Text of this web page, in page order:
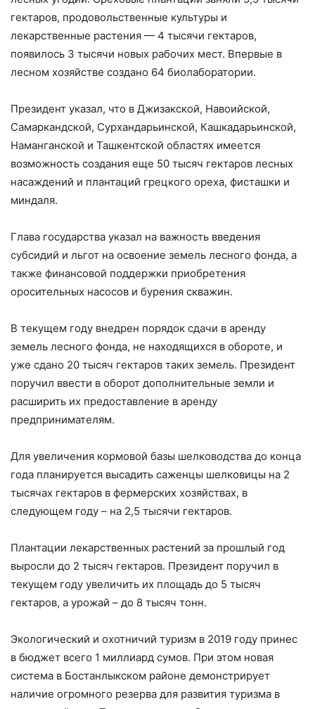
гектаров, продовольственные культуры и
лекарственные растения — 4 тысячи гектаров,
появилось 3 тысячи новых рабочих мест. Впервые в
лесном хозяйстве создано 64 биолаборатории.
Президент указал, что в Джизакской, Навоийской,
Самаркандской, Сурхандарьинской, Кашкадарьинской,
Наманганской и Ташкентской областях имеется
возможность создания еще 50 тысяч гектаров лесных
насаждений и плантаций грецкого ореха, фисташки и
миндаля.
Глава государства указал на важность введения
субсидий и льгот на освоение земель лесного фонда, а
также финансовой поддержки приобретения
оросительных насосов и бурения скважин.
В текущем году внедрен порядок сдачи в аренду
земель лесного фонда, не находящихся в обороте, и
уже сдано 20 тысяч гектаров таких земель. Президент
поручил ввести в оборот дополнительные земли и
расширить их предоставление в аренду
предпринимателям.
Для увеличения кормовой базы шелководства до конца
года планируется высадить саженцы шелковицы на 2
тысячах гектаров в фермерских хозяйствах, в
следующем году – на 2,5 тысячи гектаров.
Плантации лекарственных растений за прошлый год
выросли до 2 тысяч гектаров. Президент поручил в
текущем году увеличить их площадь до 5 тысяч
гектаров, а урожай – до 8 тысяч тонн.
Экологический и охотничий туризм в 2019 году принес
в бюджет всего 1 миллиард сумов. При этом новая
система в Бостанлыкском районе демонстрирует
наличие огромного резерва для развития туризма в